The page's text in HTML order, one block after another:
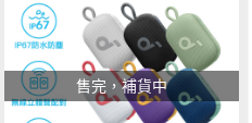
售完，補貨中